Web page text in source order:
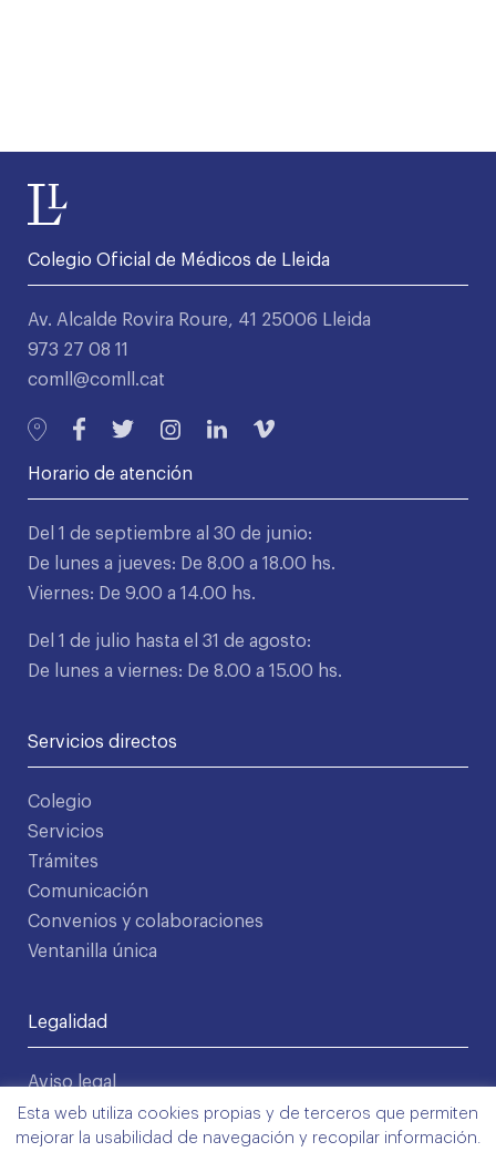
Colegio Oficial de Médicos de Lleida
Av. Alcalde Rovira Roure, 41 25006 Lleida
973 27 08 11
comll@comll.cat
Horario de atención
Del 1 de septiembre al 30 de junio:
De lunes a jueves: De 8.00 a 18.00 hs.
Viernes: De 9.00 a 14.00 hs.
Del 1 de julio hasta el 31 de agosto:
De lunes a viernes: De 8.00 a 15.00 hs.
Servicios directos
Colegio
Servicios
Trámites
Comunicación
Convenios y colaboraciones
Ventanilla única
Legalidad
Aviso legal
Política de privacidad
Condiciones de uso
Esta web utiliza cookies propias y de terceros que permiten
mejorar la usabilidad de navegación y recopilar información.